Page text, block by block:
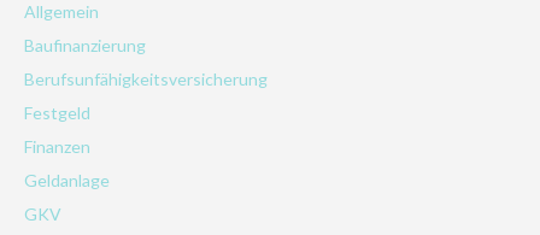
Allgemein
Baufinanzierung
Berufsunfähigkeitsversicherung
Festgeld
Finanzen
Geldanlage
GKV